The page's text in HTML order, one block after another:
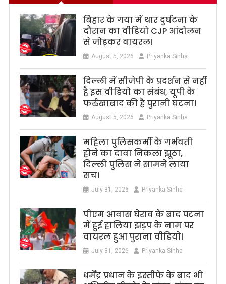
बिहार के गया में थार दुर्घटना के
दौरान का वीडियो CJP आंदोलन
से जोड़कर वायरल।
August 5, 2026 Priyanka Sinha
दिल्ली में सीजेपी के प्रदर्शन से नहीं
है इस वीडियो का संबंध, यूपी के
फर्रुखाबाद की है पुरानी घटना।
August 5, 2026 Priyanka Sinha
महिला पुलिसकर्मी के गर्भवती
होने का दावा निकला झूठा,
दिल्ली पुलिस ने सामने लाया
सच।
July 31, 2026 Priyanka Sinha
पीएम आवास घेराव के बाद पटना
में हुई हालिया झड़प के नाम पर
वायरल हुआ पुराना वीडियो।
July 31, 2026 Priyanka Sinha
धर्मेंद्र प्रधान के इस्तीफे के बाद भी